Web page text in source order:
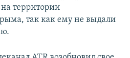
территории
так как ему не выдали